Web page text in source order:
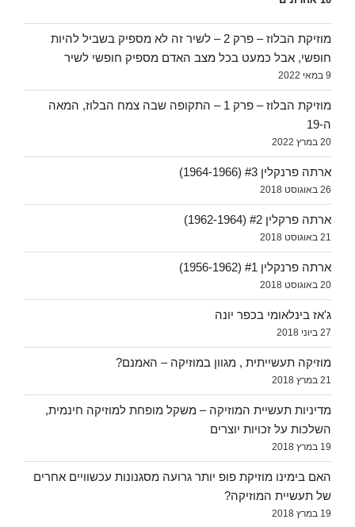
מוזיקת הבלוז – פרק 2 – לשיר זה לא מספיק בשביל להיות
חופשי, אבל כמעט בכל מצב האדם מספיק חופשי לשיר
9 במאי 2022
מוזיקת הבלוז – פרק 1 – התקופה שבה צמח הבלוז, המאה
ה-19
20 במרץ 2022
ארתה פרנקלין #3 (1964-1966)
26 באוגוסט 2018
ארתה פרקלין #2 (1962-1964)
21 באוגוסט 2018
ארתה פרנקלין #1 (1956-1962)
20 באוגוסט 2018
ג'אז בינלאומי בכפר יונה
27 ביוני 2018
מוזיקה תעשייתית , מגוון במוזיקה – האמנם?
21 במרץ 2018
מדיניות תעשיית המוזיקה – משקל מופחת למוזיקה חינמית,
השלכות על זכויות יוצרים
19 במרץ 2018
האם בימינו מוזיקת פופ יותר גרועה מסגנונות עכשוויים אחרים
של תעשיית המוזיקה?
19 במרץ 2018